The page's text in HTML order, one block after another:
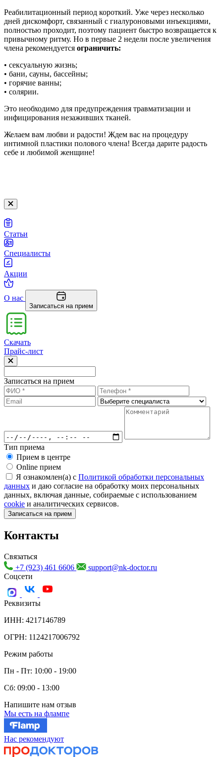
Реабилитационный период короткий. Уже через несколько
дней дискомфорт, связанный с гиалуроновыми инъекциями,
полностью проходит, поэтому пациент быстро возвращается к
привычному ритму. Но в первые 2 недели после увеличения
члена рекомендуется ограничить:
• сексуальную жизнь;
• бани, сауны, бассейны;
• горячие ванны;
• солярии.
Это необходимо для предупреждения травматизации и
инфицирования незаживших тканей.
Желаем вам любви и радости! Ждем вас на процедуру
интимной пластики полового члена! Всегда дарите радость
себе и любимой женщине!
Статьи
Специалисты
Акции
О нас
Записаться на прием
Скачать
Прайс-лист
Записаться на прием
Тип приема
Прием в центре
Online прием
Я ознакомлен(а) с Политикой обработки персональных
данных и даю согласие на обработку моих персональных
данных, включая данные, собираемые с использованием
cookie и аналитических сервисов.
Записаться на прием
Контакты
Связаться
+7 (923) 461 6606
support@nk-doctor.ru
Соцсети
Реквизиты
ИНН: 4217146789
ОГРН: 1124217006792
Режим работы
Пн - Пт: 10:00 - 19:00
Сб: 09:00 - 13:00
Напишите нам отзыв
Мы есть на флампе
Нас рекомендуют